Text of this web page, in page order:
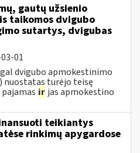
gautų užsienio
taikomos dvigubo
sutartys, dvigubas
01
dvigubo apmokestinimo
nuostatas turėjo teisę
ir jas apmokestino
teikiantys
rinkimų apygardose